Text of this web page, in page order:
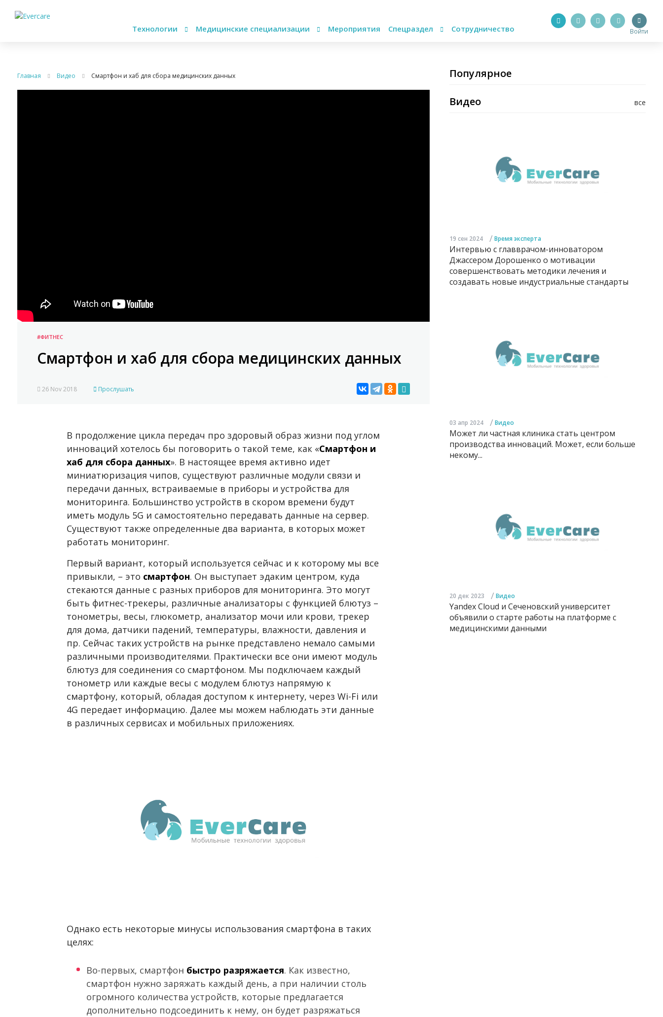
Технологии Медицинские специализации Мероприятия Спецраздел Сотрудничество Войти
Главная Видео Смартфон и хаб для сбора медицинских данных
#ФИТНЕС
Смартфон и хаб для сбора медицинских данных
26 Nov 2018 Прослушать
В продолжение цикла передач про здоровый образ жизни под углом
инноваций хотелось бы поговорить о такой теме, как «Смартфон и
хаб для сбора данных». В настоящее время активно идет
миниатюризация чипов, существуют различные модули связи и
передачи данных, встраиваемые в приборы и устройства для
мониторинга. Большинство устройств в скором времени будут
иметь модуль 5G и самостоятельно передавать данные на сервер.
Существуют также определенные два варианта, в которых может
работать мониторинг.
Первый вариант, который используется сейчас и к которому мы все
привыкли, – это смартфон. Он выступает эдаким центром, куда
стекаются данные с разных приборов для мониторинга. Это могут
быть фитнес-трекеры, различные анализаторы с функцией блютуз –
тонометры, весы, глюкометр, анализатор мочи или крови, трекер
для дома, датчики падений, температуры, влажности, давления и
пр. Сейчас таких устройств на рынке представлено немало самыми
различными производителями. Практически все они имеют модуль
блютуз для соединения со смартфоном. Мы подключаем каждый
тонометр или каждые весы с модулем блютуз напрямую к
смартфону, который, обладая доступом к интернету, через Wi-Fi или
4G передает информацию. Далее мы можем наблюдать эти данные
в различных сервисах и мобильных приложениях.
Однако есть некоторые минусы использования смартфона в таких
целях:
Во-первых, смартфон быстро разряжается. Как известно,
смартфон нужно заряжать каждый день, а при наличии столь
огромного количества устройств, которые предлагается
дополнительно подсоединить к нему, он будет разряжаться
Популярное
все
Видео
19 сен 2024 / Время эксперта
Интервью с главврачом-инноватором
Джассером Дорошенко о мотивации
совершенствовать методики лечения и
создавать новые индустриальные стандарты
03 апр 2024 / Видео
Может ли частная клиника стать центром
производства инноваций. Может, если больше
некому...
20 дек 2023 / Видео
Yandex Cloud и Сеченовский университет
объявили о старте работы на платформе с
медицинскими данными